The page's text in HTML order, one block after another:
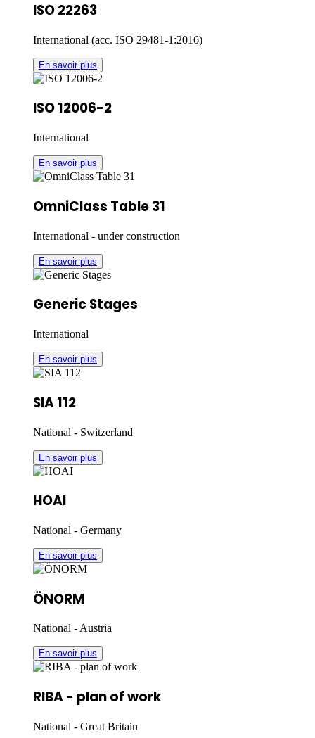
ISO 22263
International (acc. ISO 29481-1:2016)
En savoir plus
ISO 12006-2
International
En savoir plus
OmniClass Table 31
International - under construction
En savoir plus
Generic Stages
International
En savoir plus
SIA 112
National - Switzerland
En savoir plus
HOAI
National - Germany
En savoir plus
ÖNORM
National - Austria
En savoir plus
RIBA - plan of work
National - Great Britain